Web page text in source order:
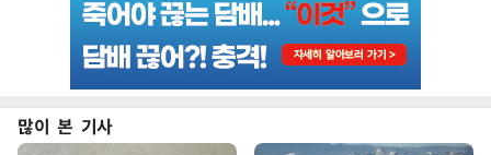
많이 본 기사